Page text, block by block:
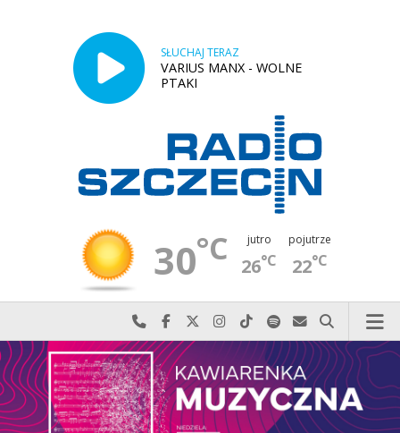
SŁUCHAJ TERAZ
VARIUS MANX - WOLNE
PTAKI
30°C jutro
26°C
pojutrze
22°C
Najlepiej po prostu do nas zadzwoń
Odwiedź nas na Facebook-u
Odwiedź nas na X
Odwiedź nas na Instagram-ie
Odwiedź nas na TikTok-u
Szukaj nas na Spotify
Wyślij do nas
Szukaj